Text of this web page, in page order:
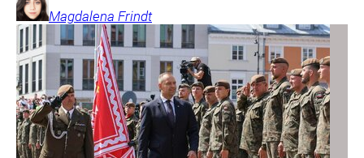
Magdalena Frindt